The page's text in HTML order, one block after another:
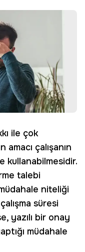
ile çok
amacı çalışanın
kullanabilmesidir.
talebi
niteliği
süresi
yazılı bir onay
müdahale